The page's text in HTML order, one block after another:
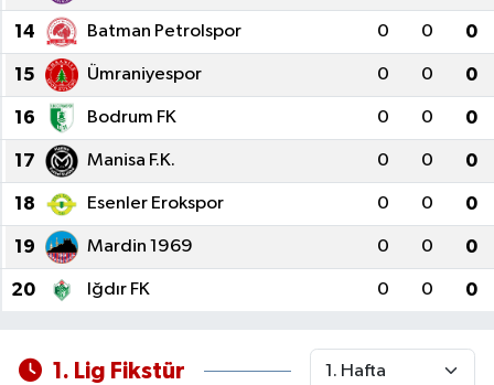
14 Batman Petrolspor 0 0 0
15 Ümraniyespor 0 0 0
16 Bodrum FK 0 0 0
17 Manisa F.K. 0 0 0
18 Esenler Erokspor 0 0 0
19 Mardin 1969 0 0 0
20 Iğdır FK 0 0 0
1. Lig Fikstür